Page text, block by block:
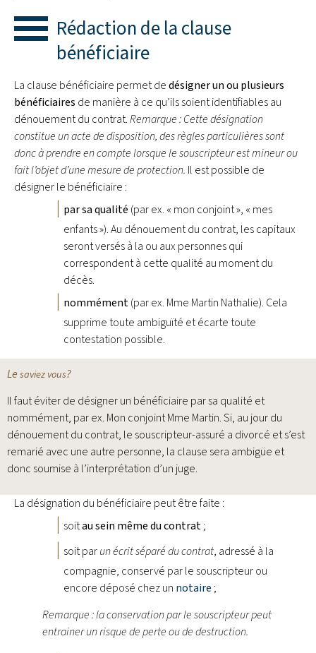
Rédaction de la clause
bénéficiaire
La clause bénéficiaire permet dedésigner un ou plusieurs
bénéficiaires de manière à ce qu’ils soient identifiables au
dénouement du contrat.Remarque : Cette désignation
constitue un acte de disposition, des règles particulières sont
donc à prendre en compte lorsque le souscripteur est mineur ou
fait l’objet d’une mesure de protection. Il est possible de
désigner le bénéficiaire :
par sa qualité (par ex. « mon conjoint », « mes
enfants »). Au dénouement du contrat, les capitaux
seront versés à la ou aux personnes qui
correspondent à cette qualité au moment du
décès.
nommément(par ex. Mme Martin Nathalie). Cela
supprime toute ambiguïté et écarte toute
contestation possible.
Lesaviez vous?
Il faut éviter de désigner un bénéficiaire par sa qualité et
nommément, par ex. Mon conjoint Mme Martin. Si, au jour du
dénouement du contrat, le souscripteur-assuré a divorcé et s’est
remarié avec une autre personne, la clause sera ambigüe et
donc soumise à l’interprétation d’un juge.
La désignation du bénéficiaire peut être faite :
soitau sein même du contrat;
soit parun écrit séparé du contrat, adressé à la
compagnie, conservé par le souscripteur ou
encore déposé chez un notaire ;
Remarque : la conservation par le souscripteur peut
entrainer un risque de perte ou de destruction.